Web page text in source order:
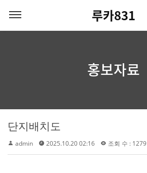
루카831
홍보자료
단지배치도
admin 2025.10.20 02:16 조회 수 : 1279